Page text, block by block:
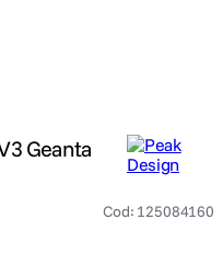
Geanta
Cod: 125084160